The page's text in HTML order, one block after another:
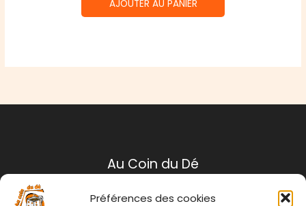
Préférences des cookies
AJOUTER AU PANIER
Au Coin du Dé